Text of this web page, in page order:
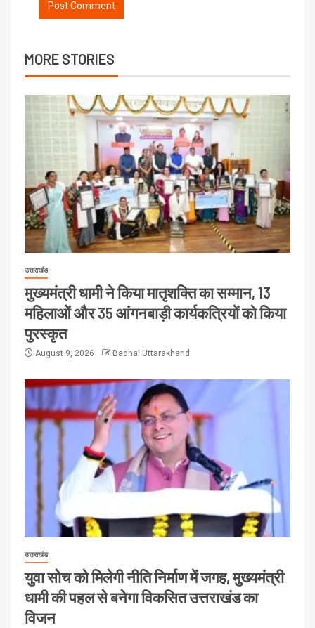
MORE STORIES
उत्तराखंड
मुख्यमंत्री धामी ने किया मातृशक्ति का सम्मान, 13
महिलाओं और 35 आंगनबाड़ी कार्यकत्रियों को किया
पुरस्कृत
August 9, 2026 Badhai Uttarakhand
उत्तराखंड
युवा सोच को मिलेगी नीति निर्माण में जगह, मुख्यमंत्री
धामी की पहल से बनेगा विकसित उत्तराखंड का
विजन